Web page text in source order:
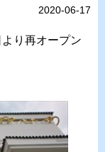
2020-06-17
り再オープン